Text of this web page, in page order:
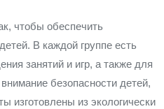
чтобы обеспечить
В каждой группе есть
занятий и игр, а также для
безопасности детей,
изготовлены из экологически